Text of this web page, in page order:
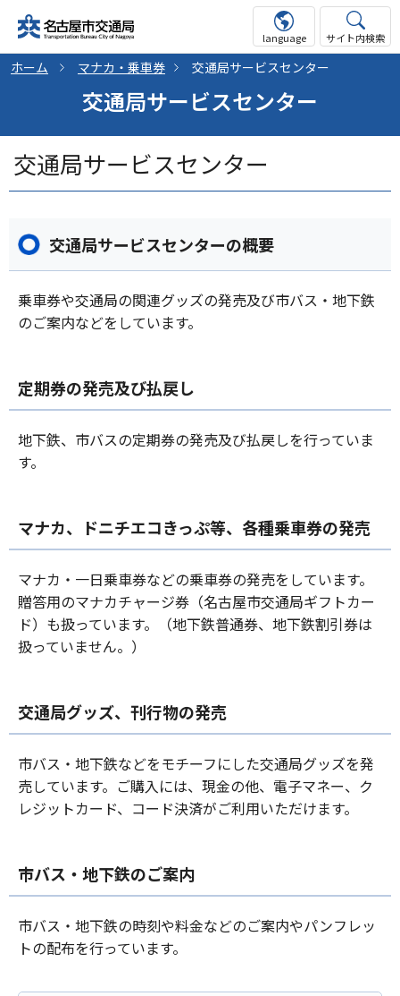
language サイト内検索
ホーム マナカ・乗車券 交通局サービスセンター
交通局サービスセンター
交通局サービスセンター
交通局サービスセンターの概要
乗車券や交通局の関連グッズの発売及び市バス・地下鉄
のご案内などをしています。
定期券の発売及び払戻し
地下鉄、市バスの定期券の発売及び払戻しを行っていま
す。
マナカ、ドニチエコきっぷ等、各種乗車券の発売
マナカ・一日乗車券などの乗車券の発売をしています。
贈答用のマナカチャージ券（名古屋市交通局ギフトカー
ド）も扱っています。（地下鉄普通券、地下鉄割引券は
扱っていません。）
交通局グッズ、刊行物の発売
市バス・地下鉄などをモチーフにした交通局グッズを発
売しています。ご購入には、現金の他、電子マネー、ク
レジットカード、コード決済がご利用いただけます。
市バス・地下鉄のご案内
市バス・地下鉄の時刻や料金などのご案内やパンフレッ
トの配布を行っています。